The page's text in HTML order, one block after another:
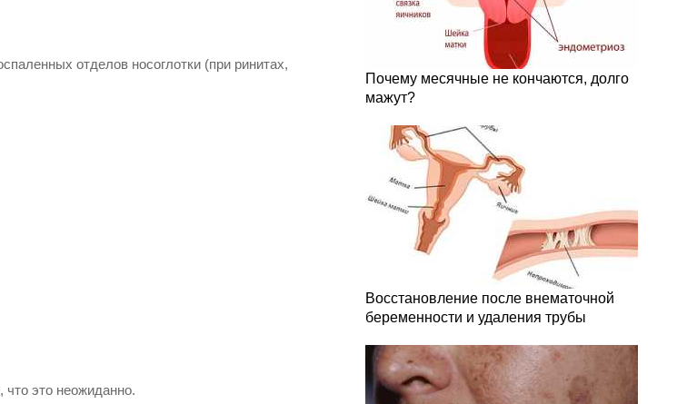
отделов носоглотки (при ринитах,
это неожиданно.
Почему месячные не кончаются, долго
мажут?
Восстановление после внематочной
беременности и удаления трубы